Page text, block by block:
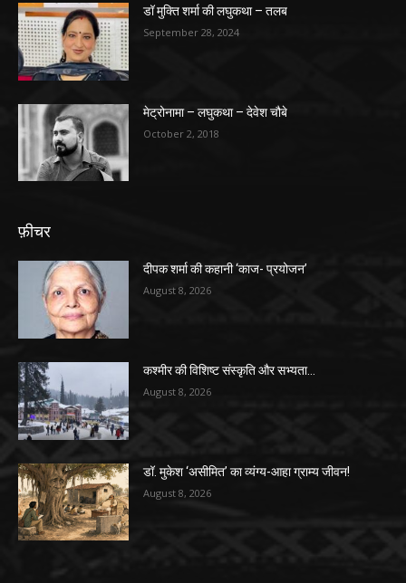
डॉ मुक्ति शर्मा की लघुकथा – तलब
September 28, 2024
मेट्रोनामा – लघुकथा – देवेश चौबे
October 2, 2018
फ़ीचर
दीपक शर्मा की कहानी ‘काज- प्रयोजन’
August 8, 2026
कश्मीर की विशिष्ट संस्कृति और सभ्यता…
August 8, 2026
डॉ. मुकेश ‘असीमित’ का व्यंग्य-आहा ग्राम्य जीवन!
August 8, 2026